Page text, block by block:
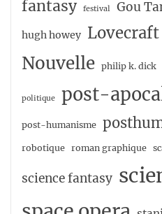
fantasy festival Gou
hugh howey Lovecraft
Nouvelle philip k. dick
politique post-
post-humanisme
robotique roman graphique
science fantasy